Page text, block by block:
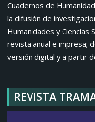
Cuadernos de
la difusión de
Humanidades y Ciencias
revista anual e impresa;
versión digital y a partir
REVISTA